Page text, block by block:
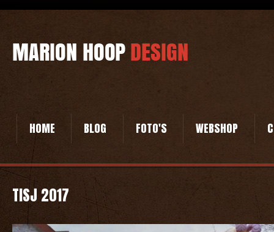
HOME BLOG FOTO'S WEBSHOP
TISJ 2017